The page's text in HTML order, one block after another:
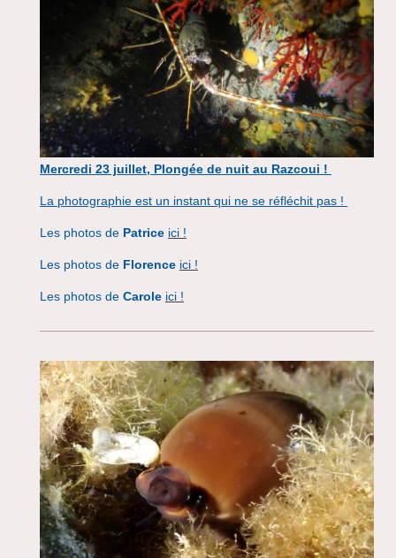
Mercredi 23 juillet, Plongée de nuit au Razcoui !
La photographie est un instant qui ne se réfléchit pas !
Les photos de Patrice ici !
Les photos de Florence​ ici !
Les photos de Carole ici !